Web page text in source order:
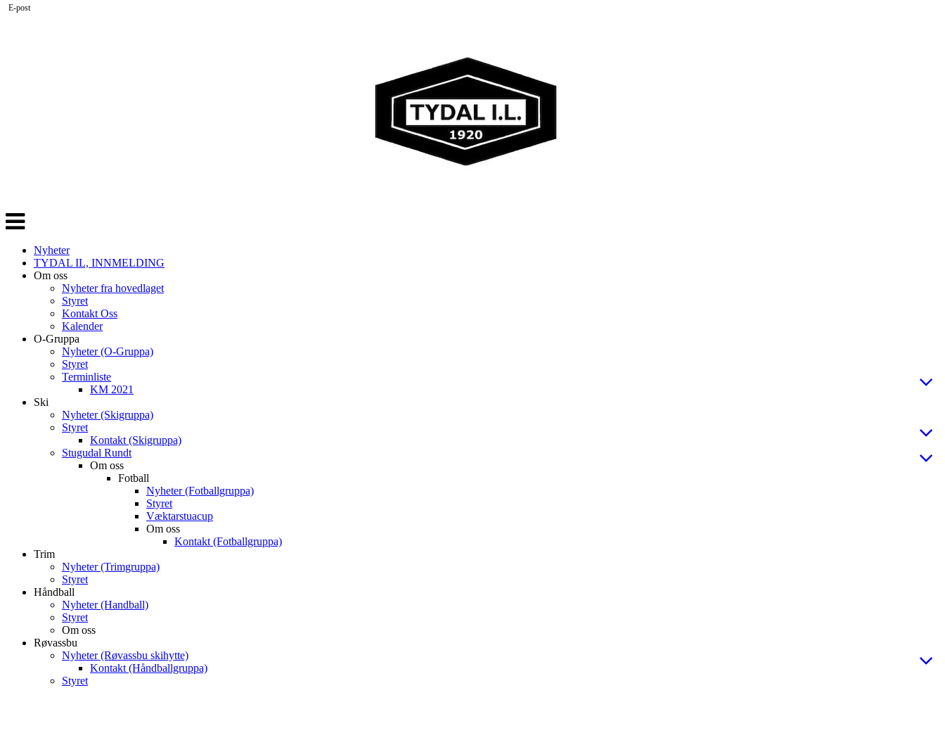
Veksle
navigasjon
Nyheter
TYDAL IL, INNMELDING
Om oss
Nyheter fra hovedlaget
Styret
Kontakt Oss
Kalender
O-Gruppa
Nyheter (O-Gruppa)
Styret
Terminliste
KM 2021
Ski
Nyheter (Skigruppa)
Styret
Kontakt (Skigruppa)
Stugudal Rundt
Om oss
Fotball
Nyheter (Fotballgruppa)
Styret
Væktarstuacup
Om oss
Kontakt (Fotballgruppa)
Trim
Nyheter (Trimgruppa)
Styret
Håndball
Nyheter (Handball)
Styret
Om oss
Røvassbu
Nyheter (Røvassbu skihytte)
Kontakt (Håndballgruppa)
Styret
E-post